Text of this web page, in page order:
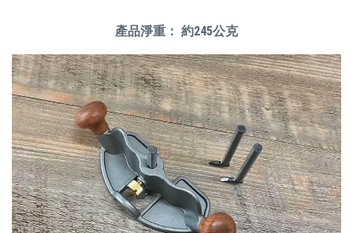
產品淨重： 約245公克